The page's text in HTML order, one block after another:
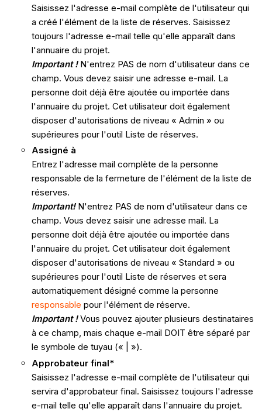
Saisissez l'adresse e-mail complète de l'utilisateur qui
a créé l'élément de la liste de réserves. Saisissez
toujours l'adresse e-mail telle qu'elle apparaît dans
l'annuaire du projet.
Important !N'entrez PAS de nom d'utilisateur dans ce
champ. Vous devez saisir une adresse e-mail. La
personne doit déjà être ajoutée ou importée dans
l'annuaire du projet. Cet utilisateur doit également
disposer d'autorisations de niveau « Admin » ou
supérieures pour l'outil Liste de réserves.
Assigné à
Entrez l'adresse mail complète de la personne
responsable de la fermeture de l'élément de la liste de
réserves.
Important!N'entrez PAS de nom d'utilisateur dans ce
champ. Vous devez saisir une adresse mail. La
personne doit déjà être ajoutée ou importée dans
l'annuaire du projet. Cet utilisateur doit également
disposer d'autorisations de niveau « Standard » ou
supérieures pour l'outil Liste de réserves et sera
automatiquement désigné comme la personne
responsable pour l'élément de réserve.
Important !Vous pouvez ajouter plusieurs destinataires
à ce champ, mais chaque e-mail DOIT être séparé par
le symbole de tuyau (« | »).
Approbateur final*
Saisissez l'adresse e-mail complète de l'utilisateur qui
servira d'approbateur final. Saisissez toujours l'adresse
e-mail telle qu'elle apparaît dans l'annuaire du projet.